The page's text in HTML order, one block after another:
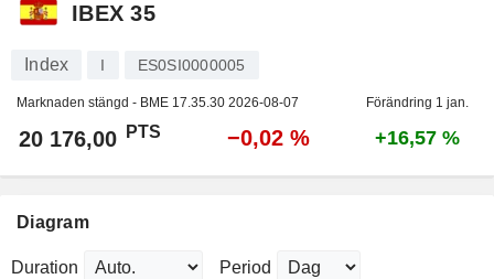
IBEX 35
Index I ES0SI0000005
Marknaden stängd - BME 17.35.30 2026-08-07 Förändring 1 jan.
20 176,00 PTS −0,02 % +16,57 %
Diagram
Duration Period